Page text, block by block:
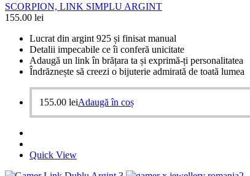
SCORPION, LINK SIMPLU ARGINT
155.00 lei
Lucrat din argint 925 și finisat manual
Detalii impecabile ce îi conferă unicitate
Adaugă un link în brățara ta și exprimă-ți personalitatea
Îndrăznește să creezi o bijuterie admirată de toată lumea
155.00 leiAdaugă în coș
Quick View